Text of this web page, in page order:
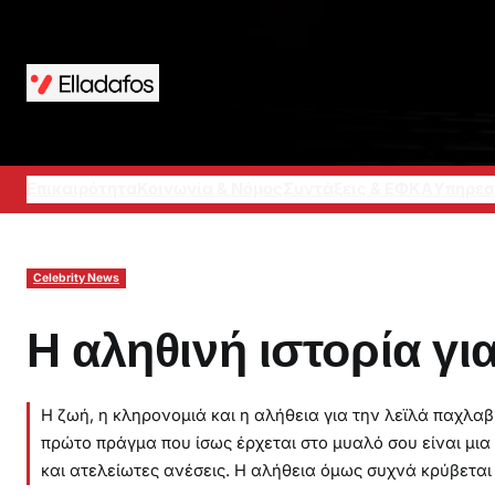
περιεχόμενο
Celebrity News
Η αληθινή ιστορία
Η ζωή, η κληρονομιά και η αλήθεια για την λεϊλά
πρώτο πράγμα που ίσως έρχεται στο μυαλό σου είναι
και ατελείωτες ανέσεις. Η αλήθεια όμως συχνά